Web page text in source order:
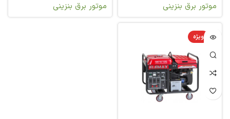
موتور برق بنزینی
موتور برق بنزینی
ویژه